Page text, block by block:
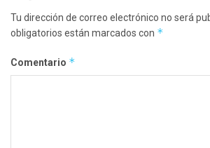
Tu dirección de correo electrónico no será
obligatorios están marcados con *
Comentario *